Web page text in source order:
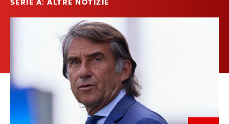
SERIE A: ALTRE NOTIZIE